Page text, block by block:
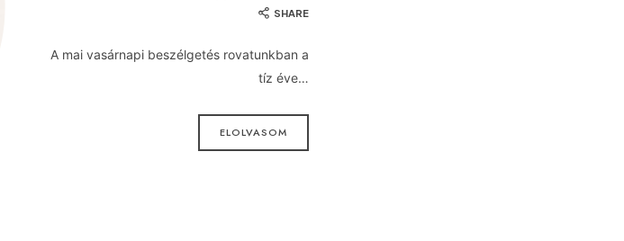
SHARE
A mai vasárnapi beszélgetés rovatunkban a
tíz éve…
ELOLVASOM